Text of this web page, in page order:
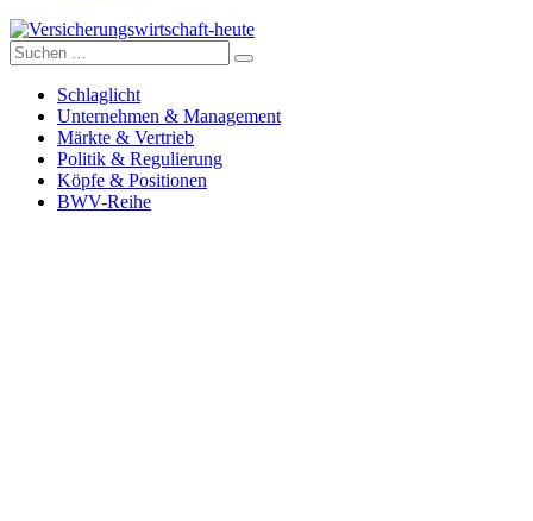
Versicherungswirtschaft-heute
Suche
nach:
Schlaglicht
Unternehmen & Management
Märkte & Vertrieb
Politik & Regulierung
Köpfe & Positionen
BWV-Reihe